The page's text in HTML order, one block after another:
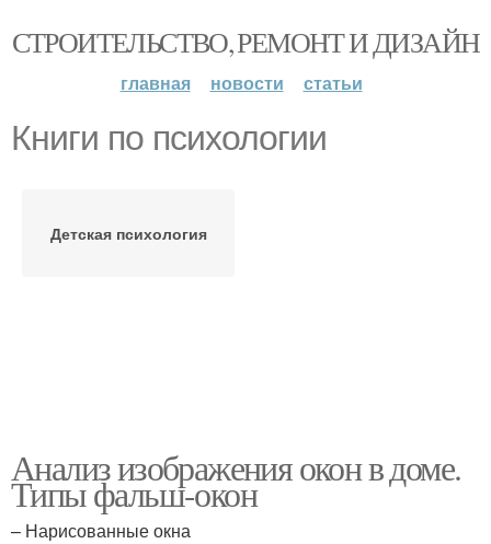
СТРОИТЕЛЬСТВО, РЕМОНТ И ДИЗАЙН
главная новости статьи
Книги по психологии
Детская психология
Анализ изображения окон в доме.
Типы фальш-окон
– Нарисованные окна